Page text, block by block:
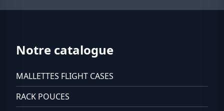
Notre catalogue
MALLETTES FLIGHT CASES
RACK POUCES